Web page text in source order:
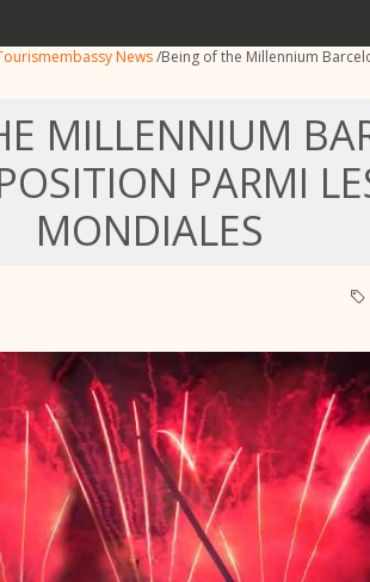
News/Being of the Millennium
MILLENNIUM
PARMI
MONDIALES